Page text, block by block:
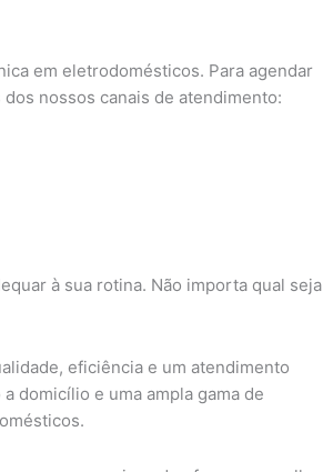
em eletrodomésticos. Para agendar
nossos canais de atendimento:
à sua rotina. Não importa qual seja
eficiência e um atendimento
domicílio e uma ampla gama de